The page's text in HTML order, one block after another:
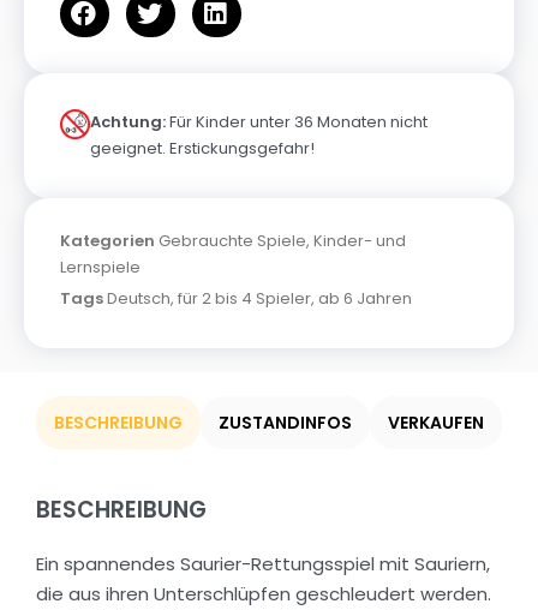
Achtung:Für Kinder unter 36 Monaten nicht
geeignet. Erstickungsgefahr!
Kategorien Gebrauchte Spiele, Kinder- und
Lernspiele
TagsDeutsch, für 2 bis 4 Spieler, ab 6 Jahren
BESCHREIBUNG ZUSTANDINFOS VERKAUFEN
BESCHREIBUNG
Ein spannendes Saurier-Rettungsspiel mit Sauriern,
die aus ihren Unterschlüpfen geschleudert werden.